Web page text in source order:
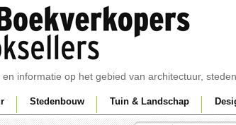
informatie op het gebied van architectuur,
Stedenbouw Tuin & Landschap